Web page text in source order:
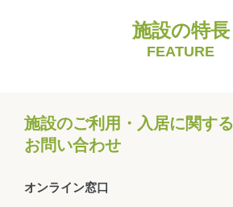
施設の特長
FEATURE
施設のご利用・入居に関する
お問い合わせ
オンライン窓口